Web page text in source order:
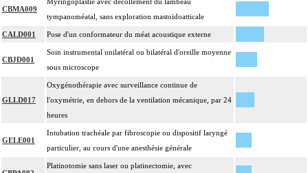
CBMA009
tympanoméatal, sans exploration mastoïdoatticale
CALD001 Pose d'un conformateur du méat acoustique externe
CBJD001
Soin instrumental unilatéral ou bilatéral d'oreille moyenne
sous microscope
GLLD017
Oxygénothérapie avec surveillance continue de
l'oxymétrie, en dehors de la ventilation mécanique, par 24
heures
GELE001
Intubation trachéale par fibroscopie ou dispositif laryngé
particulier, au cours d'une anesthésie générale
Platinotomie sans laser ou platinectomie, avec